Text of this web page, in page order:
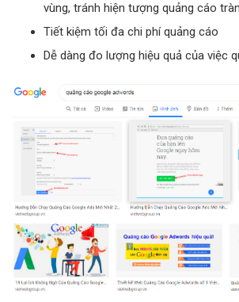
vùng, tránh hiện tượng quảng cáo
Tiết kiệm tối đa chi phí quảng cáo
Dễ dàng đo lượng hiệu quả của việc